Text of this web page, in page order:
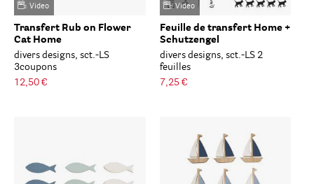
Video
Transfert Rub on Flower
Cat Home
divers designs, sct.-LS
3coupons
12,50 €
Video
Feuille de transfert Home +
Schutzengel
divers designs, sct.-LS 2
feuilles
7,25 €